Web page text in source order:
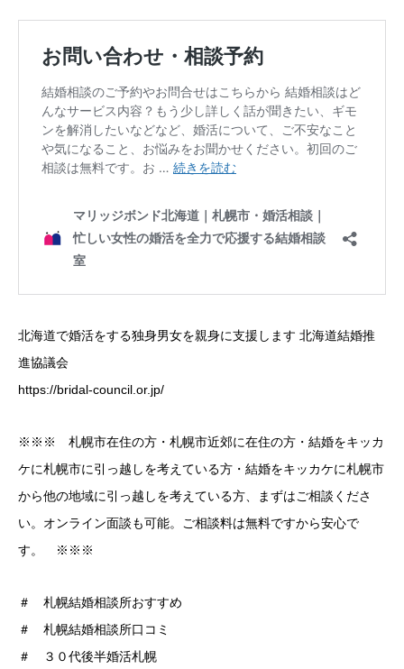
北海道で婚活をする独身男女を親身に支援します 北海道結婚推
進協議会
https://bridal-council.or.jp/
※※※ 札幌市在住の方・札幌市近郊に在住の方・結婚をキッカ
ケに札幌市に引っ越しを考えている方・結婚をキッカケに札幌市
から他の地域に引っ越しを考えている方、まずはご相談くださ
い。オンライン面談も可能。ご相談料は無料ですから安心で
す。 ※※※
＃ 札幌結婚相談所おすすめ
＃ 札幌結婚相談所口コミ
＃ ３０代後半婚活札幌